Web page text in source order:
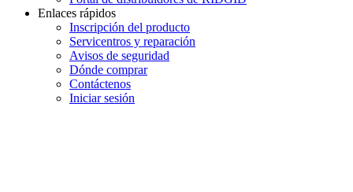
Enlaces rápidos
Inscripción del producto
Servicentros y reparación
Avisos de seguridad
Dónde comprar
Contáctenos
Iniciar sesión